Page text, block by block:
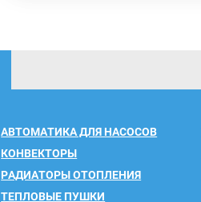
АВТОМАТИКА ДЛЯ НАСОСОВ
КОНВЕКТОРЫ
РАДИАТОРЫ ОТОПЛЕНИЯ
ТЕПЛОВЫЕ ПУШКИ